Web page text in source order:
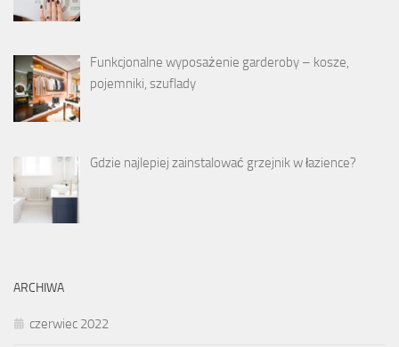
Funkcjonalne wyposażenie garderoby – kosze,
pojemniki, szuflady
Gdzie najlepiej zainstalować grzejnik w łazience?
ARCHIWA
czerwiec 2022